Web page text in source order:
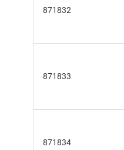
871832
871833
871834